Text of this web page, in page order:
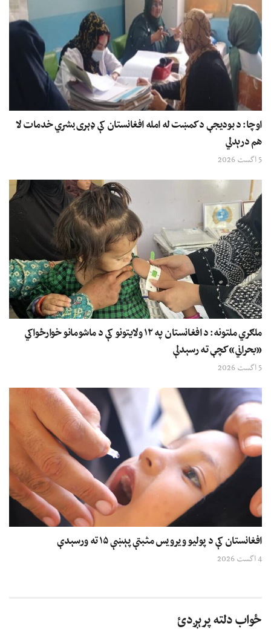
اوچا: د بودیجې د کمښت له امله افغانستان کې ډېری بشري خدمات لا
هم درېدلي
5 اگست 2026
ملګري ملتونه: د افغانستان په ۱۲ ولایتونو کې د ماشومانو خوارځواکي
«بحراني» کچې ته رسېدلې
5 اگست 2026
افغانستان کې د پولیو ویرویس مثبتې پېښې ۱۵ ته ورسېدې
4 اگست 2026
ځواب دلته پرېږدئ